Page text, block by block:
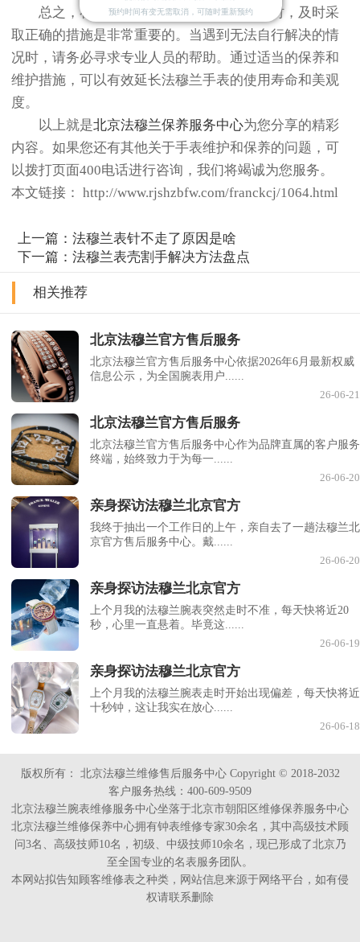
总之，在面对法穆兰手表表壳损坏问题时，及时采
取正确的措施是非常重要的。当遇到无法自行解决的情
况时，请务必寻求专业人员的帮助。通过适当的保养和
维护措施，可以有效延长法穆兰手表的使用寿命和美观
度。
以上就是北京法穆兰保养服务中心为您分享的精彩
内容。如果您还有其他关于手表维护和保养的问题，可
以拨打页面400电话进行咨询，我们将竭诚为您服务。
本文链接： http://www.rjshzbfw.com/franckcj/1064.html
上一篇：法穆兰表针不走了原因是啥
下一篇：法穆兰表壳割手解决方法盘点
相关推荐
北京法穆兰官方售后服务
北京法穆兰官方售后服务中心依据2026年6月最新权威
信息公示，为全国腕表用户......
26-06-21
北京法穆兰官方售后服务
北京法穆兰官方售后服务中心作为品牌直属的客户服务
终端，始终致力于为每一......
26-06-20
亲身探访法穆兰北京官方
我终于抽出一个工作日的上午，亲自去了一趟法穆兰北
京官方售后服务中心。戴......
26-06-20
亲身探访法穆兰北京官方
上个月我的法穆兰腕表突然走时不准，每天快将近20
秒，心里一直悬着。毕竟这......
26-06-19
亲身探访法穆兰北京官方
上个月我的法穆兰腕表走时开始出现偏差，每天快将近
十秒钟，这让我实在放心......
26-06-18
版权所有： 北京法穆兰维修售后服务中心 Copyright © 2018-2032
客户服务热线：400-609-9509
北京法穆兰腕表维修服务中心坐落于北京市朝阳区维修保养服务中心
北京法穆兰维修保养中心拥有钟表维修专家30余名，其中高级技术顾
问3名、高级技师10名，初级、中级技师10余名，现已形成了北京乃
至全国专业的名表服务团队。
本网站拟告知顾客维修表之种类，网站信息来源于网络平台，如有侵
权请联系删除
预约时间有变无需取消，可随时重新预约